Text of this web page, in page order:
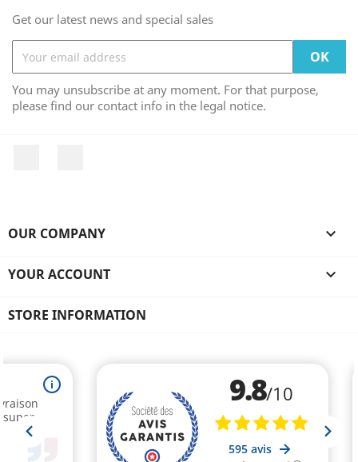
Get our latest news and special sales
You may unsubscribe at any moment. For that purpose,
please find our contact info in the legal notice.
OUR COMPANY 
YOUR ACCOUNT 
STORE INFORMATION